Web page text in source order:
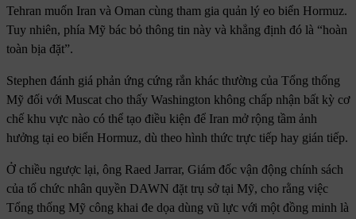
Tehran muốn Iran và Oman cùng tham gia quản lý eo biển Hormuz.
Tuy nhiên, phía Mỹ bác bỏ thông tin này và khẳng định đó là “hoàn
toàn bịa đặt”.
Stephen đánh giá phản ứng cứng rắn khác thường của Tổng thống
Mỹ đối với Muscat cho thấy Washington không chấp nhận bất kỳ cơ
chế khu vực nào có thể tạo điều kiện để Iran mở rộng tầm ảnh
hưởng tại eo biển Hormuz, dù theo hình thức trực tiếp hay gián tiếp.
Ở chiều ngược lại, ông Raed Jarrar, Giám đốc vận động chính sách
của tổ chức nhân quyền DAWN đặt trụ sở tại Mỹ, cho rằng việc
Tổng thống Mỹ công khai đe dọa dùng vũ lực với một đồng minh là